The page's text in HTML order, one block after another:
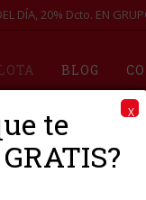
DÍA, 20% Dcto. EN
BLOG
B1: Alquiler de
te
X